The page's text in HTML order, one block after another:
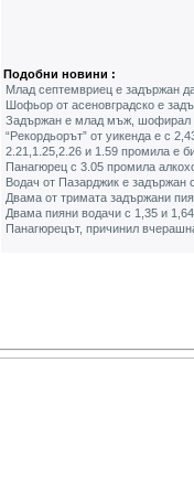
Подобни новини :
Млад септемвриец е задържан
Шофьор от асеновградско е
Задържан е млад мъж, шофирал
“Рекордьорът” от уикенда е с
2.21,1.25,2.26 и 1.59 промила е
Панагюрец с 3.05 промила
Водач от Пазарджик е задържан
Двама от тримата задържани
Двама пияни водачи с 1,35 и
Панагюрецът, причинил